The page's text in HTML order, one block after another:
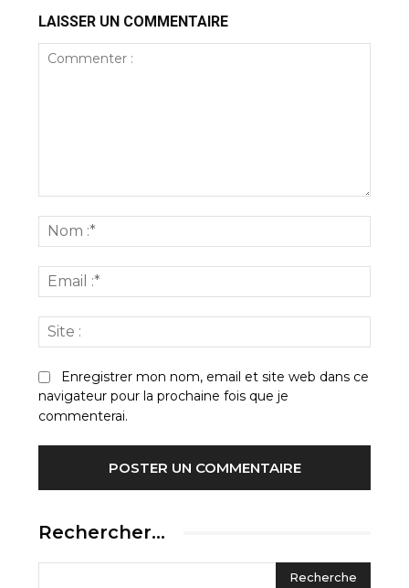
LAISSER UN COMMENTAIRE
:*
:*
:
Enregistrer mon nom, email et site web dans ce
navigateur pour la prochaine fois que je
commenterai.
Rechercher…